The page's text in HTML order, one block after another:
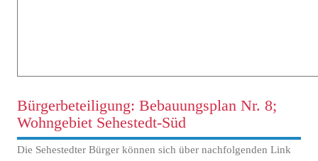
Bürgerbeteiligung: Bebauungsplan Nr. 8;
Wohngebiet Sehestedt-Süd
Die Sehestedter Bürger können sich über nachfolgenden Link